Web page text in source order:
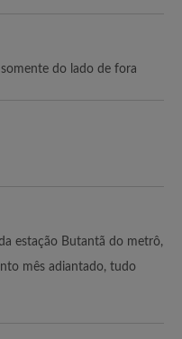
do lado de fora
estação Butantã do metrô,
mês adiantado, tudo